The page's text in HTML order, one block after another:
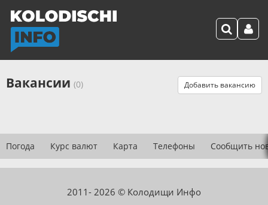
Добавить вакансию
Вакансии (0)
Погода Курс валют Карта Телефоны Сообщить
2011- 2026 © Колодищи Инфо